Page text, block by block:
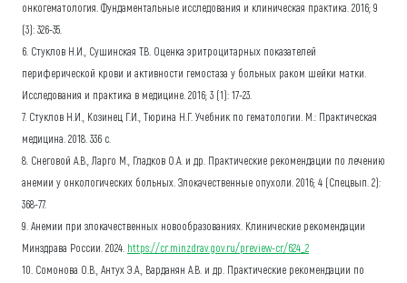
онкогематология. Фундаментальные исследования и клиническая практика. 2016; 9
(3): 326-35.
6. Стуклов Н.И., Сушинская Т.В. Оценка эритроцитарных показателей
периферической крови и активности гемостаза у больных раком шейки матки.
Исследования и практика в медицине. 2016; 3 (1): 17-23.
7. Стуклов Н.И., Козинец Г.И., Тюрина Н.Г. Учебник по гематологии. М.: Практическая
медицина. 2018. 336 с.
8. Снеговой А.В., Ларго М., Гладков О.А. и др. Практические рекомендации по лечению
анемии у онкологических больных. Злокачественные опухоли. 2016; 4 (Спецвып. 2):
368-77.
9. Анемии при злокачественных новообразованиях. Клинические рекомендации
Минздрава России. 2024. https://cr.minzdrav.gov.ru/preview-cr/624_2
10. Сомонова О.В., Антух Э.А., Варданян А.В. и др. Практические рекомендации по